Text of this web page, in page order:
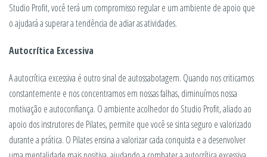
Studio Profit, você terá um compromisso regular e um ambiente de apoio que
o ajudará a superar a tendência de adiar as atividades.
Autocrítica Excessiva
A autocrítica excessiva é outro sinal de autossabotagem. Quando nos criticamos
constantemente e nos concentramos em nossas falhas, diminuímos nossa
motivação e autoconfiança. O ambiente acolhedor do Studio Profit, aliado ao
apoio dos instrutores de Pilates, permite que você se sinta seguro e valorizado
durante a prática. O Pilates ensina a valorizar cada conquista e a desenvolver